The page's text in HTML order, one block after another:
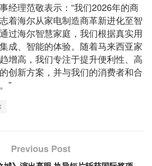
经理范敬表示：“我们2026年的商
着海尔从家电制造商革新进化至智
过海尔智慧家庭，我们根据真实用
成、智能的体验。随着马来西亚家
增高，我们专注于提升便利性、高
创新方案，并与我们的消费者和合
”
Previous Post